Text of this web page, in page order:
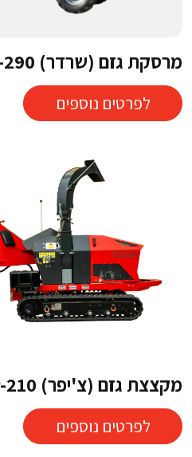
מרסקת גזם (שרדר) BT-290
לפרטים נוספים
מקצצת גזם (צ'יפר) CP-210
לפרטים נוספים